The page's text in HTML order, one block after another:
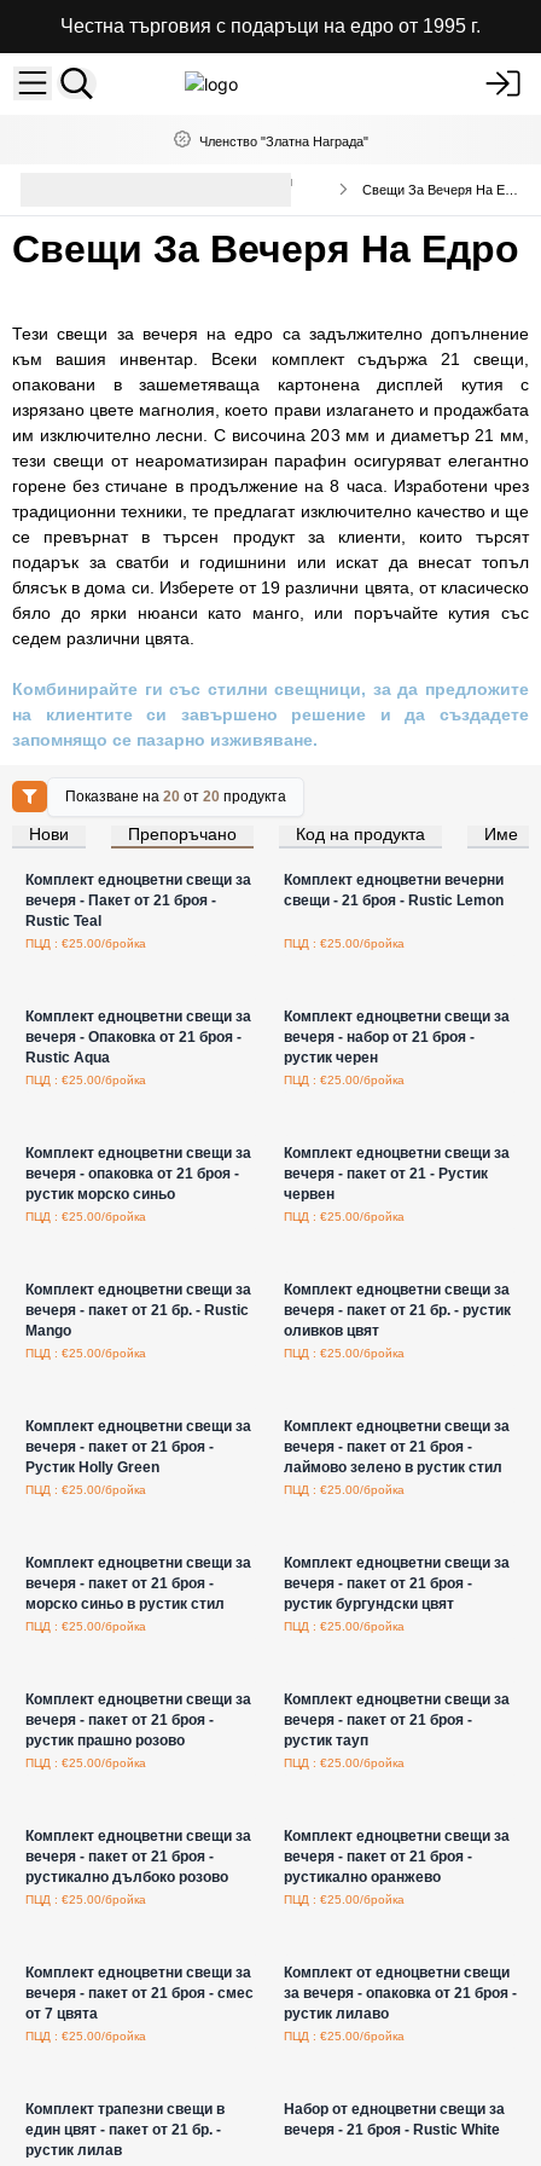
Честна търговия с подаръци на едро от 1995 г.
Членство "Златна Награда"
Елегантни свещи за маса и чаени
Свещи За Вечеря На Едро
Тези свещи за вечеря на едро са задължително допълнение
към вашия инвентар. Всеки комплект съдържа 21 свещи,
опаковани в зашеметяваща картонена дисплей кутия с
изрязано цвете магнолия, което прави излагането и продажбата
им изключително лесни. С височина 203 мм и диаметър 21 мм,
тези свещи от неароматизиран парафин осигуряват елегантно
горене без стичане в продължение на 8 часа. Изработени чрез
традиционни техники, те предлагат изключително качество и ще
се превърнат в търсен продукт за клиенти, които търсят
подарък за сватби и годишнини или искат да внесат топъл
блясък в дома си. Изберете от 19 различни цвята, от класическо
бяло до ярки нюанси като манго, или поръчайте кутия със
седем различни цвята.
Комбинирайте ги със стилни свещници, за да предложите
на клиентите си завършено решение и да създадете
запомнящо се пазарно изживяване.
Показване на20 от20 продукта
Нови Препоръчано Код на продукта Име
Влезте за цени на едро
Комплект едноцветни свещи за
вечеря - Пакет от 21 броя -
Rustic Teal
ПЦД : €25.00/бройка
Влезте за цени на едро
Комплект едноцветни вечерни
свещи - 21 броя - Rustic Lemon
ПЦД : €25.00/бройка
Комплект едноцветни свещи за
вечеря - Опаковка от 21 броя -
Rustic Aqua
ПЦД : €25.00/бройка
Комплект едноцветни свещи за
вечеря - набор от 21 броя -
рустик черен
ПЦД : €25.00/бройка
Комплект едноцветни свещи за
вечеря - опаковка от 21 броя -
рустик морско синьо
ПЦД : €25.00/бройка
Комплект едноцветни свещи за
вечеря - пакет от 21 - Рустик
червен
ПЦД : €25.00/бройка
Комплект едноцветни свещи за
вечеря - пакет от 21 бр. - Rustic
Mango
ПЦД : €25.00/бройка
Комплект едноцветни свещи за
вечеря - пакет от 21 бр. - рустик
оливков цвят
ПЦД : €25.00/бройка
Комплект едноцветни свещи за
вечеря - пакет от 21 броя -
Рустик Holly Green
ПЦД : €25.00/бройка
Комплект едноцветни свещи за
вечеря - пакет от 21 броя -
лаймово зелено в рустик стил
ПЦД : €25.00/бройка
Комплект едноцветни свещи за
вечеря - пакет от 21 броя -
морско синьо в рустик стил
ПЦД : €25.00/бройка
Комплект едноцветни свещи за
вечеря - пакет от 21 броя -
рустик бургундски цвят
ПЦД : €25.00/бройка
Комплект едноцветни свещи за
вечеря - пакет от 21 броя -
рустик прашно розово
ПЦД : €25.00/бройка
Комплект едноцветни свещи за
вечеря - пакет от 21 броя -
рустик тауп
ПЦД : €25.00/бройка
Комплект едноцветни свещи за
вечеря - пакет от 21 броя -
рустикално дълбоко розово
ПЦД : €25.00/бройка
Комплект едноцветни свещи за
вечеря - пакет от 21 броя -
рустикално оранжево
ПЦД : €25.00/бройка
Комплект едноцветни свещи за
вечеря - пакет от 21 броя - смес
от 7 цвята
ПЦД : €25.00/бройка
Комплект от едноцветни свещи
за вечеря - опаковка от 21 броя -
рустик лилаво
ПЦД : €25.00/бройка
Комплект трапезни свещи в
един цвят - пакет от 21 бр. -
рустик лилав
Набор от едноцветни свещи за
вечеря - 21 броя - Rustic White